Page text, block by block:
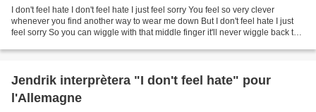
I don't feel hate I don't feel hate I just feel sorry You feel so very clever
whenever you find another way to wear me down But I don't feel hate I just
feel sorry So you can wiggle with that middle finger it'll never wiggle back to
Jendrik interprètera "I don't feel hate" pour
l'Allemagne